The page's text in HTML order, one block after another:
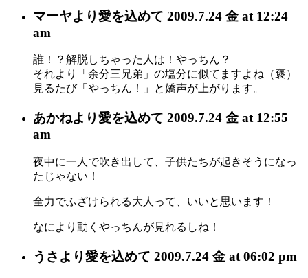
マーヤより愛を込めて 2009.7.24 金 at 12:24
am
誰！？解脱しちゃった人は！やっちん？
それより「余分三兄弟」の塩分に似てますよね（褒）
見るたび「やっちん！」と嬌声が上がります。
あかねより愛を込めて 2009.7.24 金 at 12:55
am
夜中に一人で吹き出して、子供たちが起きそうになっ
たじゃない！
全力でふざけられる大人って、いいと思います！
なにより動くやっちんが見れるしね！
うさ より愛を込めて 2009.7.24 金 at 06:02 pm